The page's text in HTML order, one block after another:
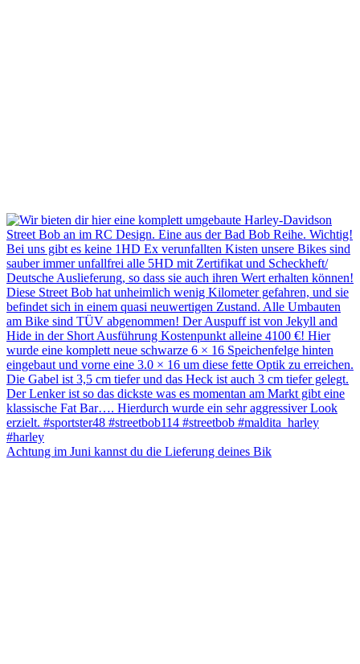
Achtung im Juni kannst du die Lieferung deines Bik